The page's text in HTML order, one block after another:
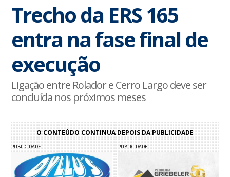
Trecho da ERS 165
entra na fase final de
execução
Ligação entre Rolador e Cerro Largo deve ser
concluída nos próximos meses
O CONTEÚDO CONTINUA DEPOIS DA PUBLICIDADE
PUBLICIDADE PUBLICIDADE